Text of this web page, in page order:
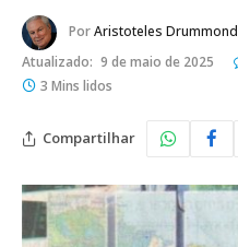
PorAristoteles Drummond
Atualizado: 9 de maio de 2025
3 Mins lidos
Compartilhar